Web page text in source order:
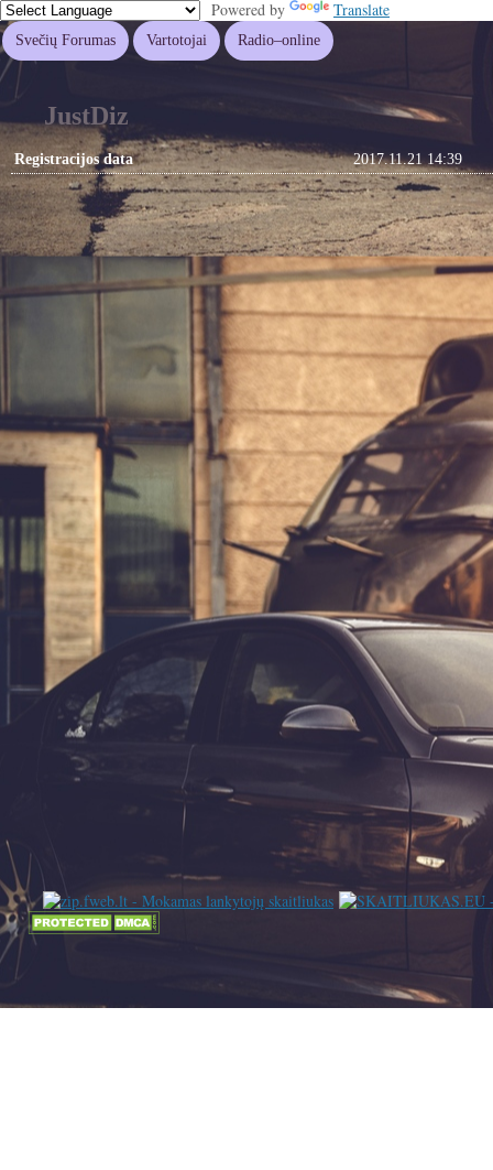
Powered by Translate
Svečių Forumas Vartotojai Radio–online
JustDiz
Registracijos data 2017.11.21 14:39